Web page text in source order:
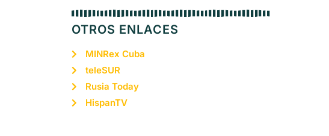
OTROS ENLACES
MINRex Cuba
teleSUR
Rusia Today
HispanTV